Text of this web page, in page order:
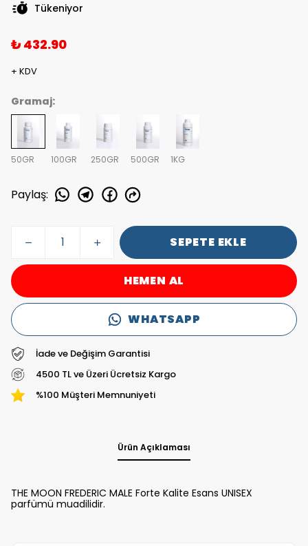
Tükeniyor
₺ 432.90
+ KDV
Gramaj:
50GR 100GR 250GR 500GR 1KG
Paylaş:
SEPETE EKLE
HEMEN AL
WHATSAPP
İade ve Değişim Garantisi
4500 TL ve Üzeri Ücretsiz Kargo
%100 Müşteri Memnuniyeti
Ürün Açıklaması
THE MOON FREDERIC MALE Forte Kalite Esans UNISEX
parfümü muadilidir.